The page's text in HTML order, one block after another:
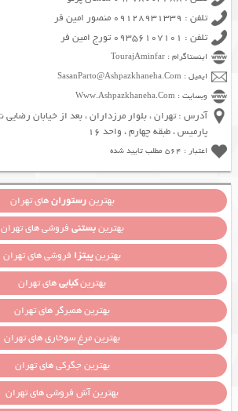
تلفن : 09128931339 منصور امین فر
تلفن : 09356107101 تورج امین فر
اینستاگرام : TourajAminfar
ایمیل : SasanParto@Ashpazkhaneha.Com
وبسایت : Www.Ashpazkhaneha.Com
پارمیس ، طبقه چهارم ، واحد 16
اعتبار : 564 مطلب تایید شده
بهترینرستورانهای تهران
بهترینبستنی فروشی های تهران
بهترینپیتزا فروشی های تهران
بهترینکبابیهای تهران
بهترین همبرگر های تهران
بهترین مرغ سوخاری های تهران
بهترین جگرکی های تهران
بهترین آش فروشی های تهران